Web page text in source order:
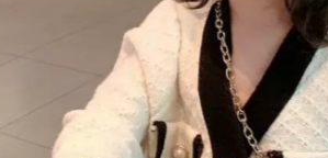
ショッピングを続ける